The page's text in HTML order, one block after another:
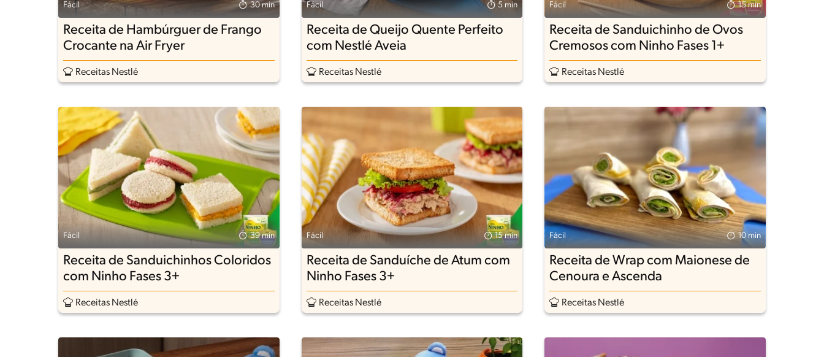
Fácil 30 min
Receita de Hambúrguer de Frango
Crocante na Air Fryer
Receitas Nestlé
Fácil 5 min
Receita de Queijo Quente Perfeito
com Nestlé Aveia
Receitas Nestlé
Fácil 15 min
Receita de Sanduichinho de Ovos
Cremosos com Ninho Fases 1+
Receitas Nestlé
Fácil 39 min
Receita de Sanduichinhos Coloridos
com Ninho Fases 3+
Receitas Nestlé
Fácil 15 min
Receita de Sanduíche de Atum com
Ninho Fases 3+
Receitas Nestlé
Fácil 10 min
Receita de Wrap com Maionese de
Cenoura e Ascenda
Receitas Nestlé